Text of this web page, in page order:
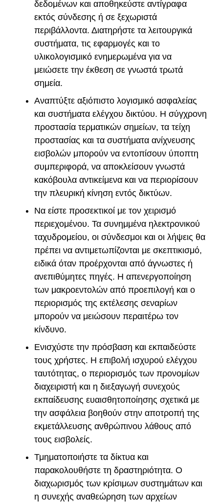
δεδομένων και αποθηκεύστε αντίγραφα
εκτός σύνδεσης ή σε ξεχωριστά
περιβάλλοντα. Διατηρήστε τα λειτουργικά
συστήματα, τις εφαρμογές και το
υλικολογισμικό ενημερωμένα για να
μειώσετε την έκθεση σε γνωστά τρωτά
σημεία.
Αναπτύξτε αξιόπιστο λογισμικό ασφαλείας
και συστήματα ελέγχου δικτύου. Η σύγχρονη
προστασία τερματικών σημείων, τα τείχη
προστασίας και τα συστήματα ανίχνευσης
εισβολών μπορούν να εντοπίσουν ύποπτη
συμπεριφορά, να αποκλείσουν γνωστά
κακόβουλα αντικείμενα και να περιορίσουν
την πλευρική κίνηση εντός δικτύων.
Να είστε προσεκτικοί με τον χειρισμό
περιεχομένου. Τα συνημμένα ηλεκτρονικού
ταχυδρομείου, οι σύνδεσμοι και οι λήψεις θα
πρέπει να αντιμετωπίζονται με σκεπτικισμό,
ειδικά όταν προέρχονται από άγνωστες ή
ανεπιθύμητες πηγές. Η απενεργοποίηση
των μακροεντολών από προεπιλογή και ο
περιορισμός της εκτέλεσης σεναρίων
μπορούν να μειώσουν περαιτέρω τον
κίνδυνο.
Ενισχύστε την πρόσβαση και εκπαιδεύστε
τους χρήστες. Η επιβολή ισχυρού ελέγχου
ταυτότητας, ο περιορισμός των προνομίων
διαχειριστή και η διεξαγωγή συνεχούς
εκπαίδευσης ευαισθητοποίησης σχετικά με
την ασφάλεια βοηθούν στην αποτροπή της
εκμετάλλευσης ανθρώπινου λάθους από
τους εισβολείς.
Τμηματοποιήστε τα δίκτυα και
παρακολουθήστε τη δραστηριότητα. Ο
διαχωρισμός των κρίσιμων συστημάτων και
η συνεχής αναθεώρηση των αρχείων